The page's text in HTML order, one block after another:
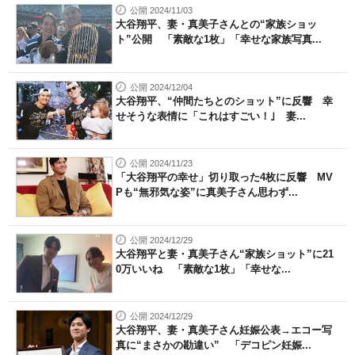
公開 2024/11/03
大谷翔平、妻・真美子さんとの“家族ショッ
ト”公開 「素敵な1枚」「幸せな家族写真...
公開 2024/12/04
大谷翔平、“仲間たちとのショット”に反響 幸
せそうな表情に「これはすごい！｣ 妻...
公開 2024/11/23
「大谷翔平の幸せ」切り取った4枚に反響 MV
Pも“無邪気な姿”に真美子さん思わず...
公開 2024/12/29
大谷翔平と妻・真美子さん“家族ショット”に21
0万いいね 「素敵な1枚」「幸せな...
公開 2024/12/29
大谷翔平、妻・真美子さん妊娠公表→エコー写
真に“まさかの勘違い” 「デコピン妊娠...